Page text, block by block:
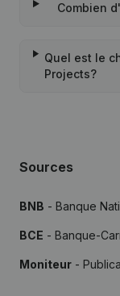
Combien
Quel est le
Projects?
Sources
BNB - Banque
BCE - Banque-
Moniteur -